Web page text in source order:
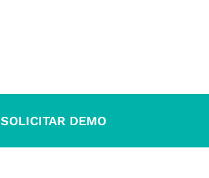
SOLICITAR DEMO